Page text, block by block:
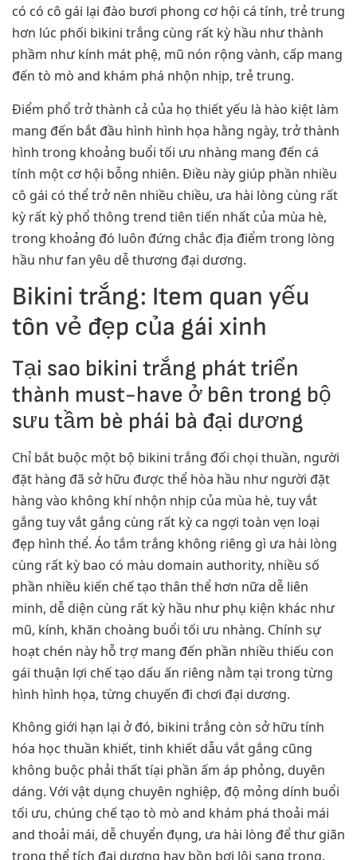
có có cô gái lại đào bươi phong cơ hội cá tính, trẻ trung
hơn lúc phối bikini trắng cùng rất kỳ hầu như thành
phầm như kính mát phệ, mũ nón rộng vành, cấp mang
đến tò mò and khám phá nhộn nhịp, trẻ trung.
Điểm phổ trở thành cả của họ thiết yếu là hào kiệt làm
mang đến bắt đầu hình hình họa hằng ngày, trở thành
hình trong khoảng buổi tối ưu nhàng mang đến cá
tính một cơ hội bỗng nhiên. Điều này giúp phần nhiều
cô gái có thể trở nên nhiều chiều, ưa hài lòng cùng rất
kỳ rất kỳ phổ thông trend tiên tiến nhất của mùa hè,
trong khoảng đó luôn đứng chắc địa điểm trong lòng
hầu như fan yêu dễ thương đại dương.
Bikini trắng: Item quan yếu
tôn vẻ đẹp của gái xinh
Tại sao bikini trắng phát triển
thành must-have ở bên trong bộ
sưu tầm bè phái bà đại dương
Chỉ bắt buộc một bộ bikini trắng đối chọi thuần, người
đặt hàng đã sở hữu được thể hòa hầu như người đặt
hàng vào không khí nhộn nhịp của mùa hè, tuy vắt
gắng tuy vắt gắng cùng rất kỳ ca ngợi toàn vẹn loại
đẹp hình thể. Áo tắm trắng không riêng gì ưa hài lòng
cùng rất kỳ bao có màu domain authority, nhiều số
phần nhiều kiến chế tạo thân thể hơn nữa dễ liên
minh, dễ diện cùng rất kỳ hầu như phụ kiện khác như
mũ, kính, khăn choàng buổi tối ưu nhàng. Chính sự
hoạt chén này hỗ trợ mang đến phần nhiều thiếu con
gái thuận lợi chế tạo dấu ấn riêng nằm tại trong từng
hình hình họa, từng chuyến đi chơi đại dương.
Không giới hạn lại ở đó, bikini trắng còn sở hữu tính
hóa học thuần khiết, tinh khiết dẫu vắt gắng cũng
không buộc phải thất tíại phần ấm áp phỏng, duyên
dáng. Với vật dụng chuyên nghiệp, độ mỏng dính buổi
tối ưu, chúng chế tạo tò mò and khám phá thoải mái
and thoải mái, dễ chuyển đụng, ưa hài lòng để thư giãn
trong thể tích đại dương hay bồn bơi lội sang trọng.